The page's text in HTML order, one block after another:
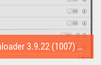
MediaHuman YouTube Downloader 3.9.22 (1007) (Repack & Portable)